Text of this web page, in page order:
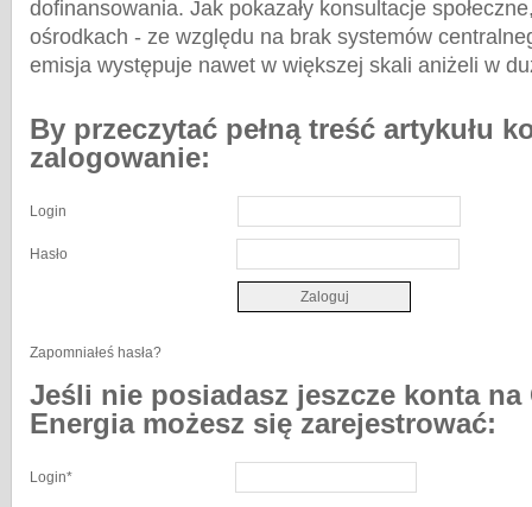
dofinansowania. Jak pokazały konsultacje
ośrodkach - ze względu na brak systemów
emisja występuje nawet w większej skali aniżeli w
By przeczytać pełną treść artykułu
zalogowanie:
Login
Hasło
Zapomniałeś hasła?
Jeśli nie posiadasz jeszcze konta na
Energia możesz się zarejestrować:
Login*